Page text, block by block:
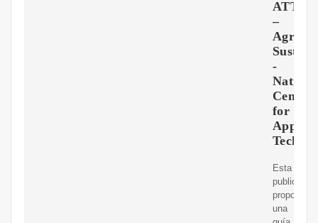
ATTRA
–
-
Center
for
Esta
publicación
una